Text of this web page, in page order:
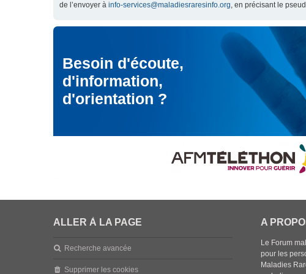
de l’envoyer à info-services@maladiesraresinfo.org, en précisant le
Besoin d'écoute,
d'information,
d'orientation ?
ALLER À LA PAGE
Recherche avancée
Supprimer les cookies
A
Le Forum
pour les
Maladies